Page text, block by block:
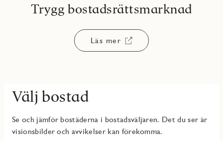
Trygg bostadsrättsmarknad
Läs mer
Välj bostad
Se och jämför bostäderna i bostadsväljaren. Det du ser är
visionsbilder och avvikelser kan förekomma.